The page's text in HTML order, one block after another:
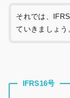
それでは、
ていきましょう
IFRS16号